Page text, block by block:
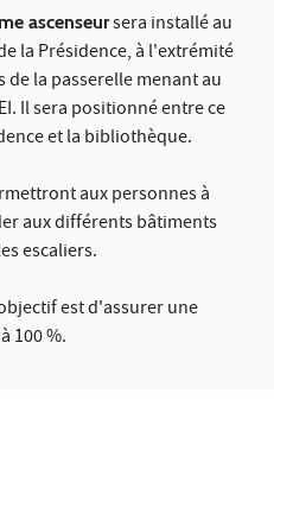
ascenseursera installé au
la Présidence, à l'extrémité
la passerelle menant au
Il sera positionné entre ce
et la bibliothèque.
aux personnes à
aux différents bâtiments
escaliers.
est d'assurer une
100 %.